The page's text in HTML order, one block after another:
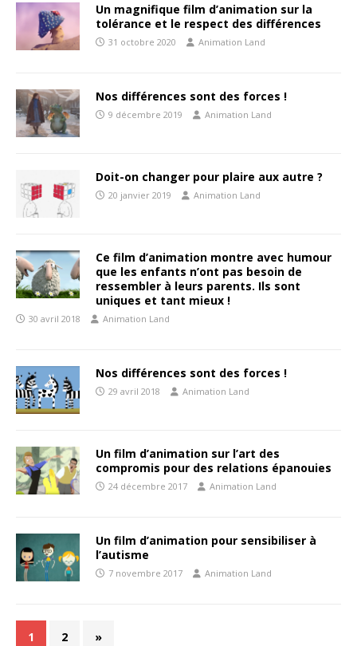
Un magnifique film d’animation sur la
tolérance et le respect des différences
31 octobre 2020 Animation Land
Nos différences sont des forces !
9 décembre 2019 Animation Land
Doit-on changer pour plaire aux autre ?
20 janvier 2019 Animation Land
Ce film d’animation montre avec humour
que les enfants n’ont pas besoin de
ressembler à leurs parents. Ils sont
uniques et tant mieux !
30 avril 2018 Animation Land
Nos différences sont des forces !
29 avril 2018 Animation Land
Un film d’animation sur l’art des
compromis pour des relations épanouies
24 décembre 2017 Animation Land
Un film d’animation pour sensibiliser à
l’autisme
7 novembre 2017 Animation Land
1 2 »